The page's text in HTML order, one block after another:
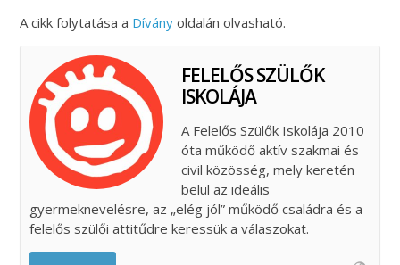
A cikk folytatása a Dívány oldalán olvasható.
FELELŐS SZÜLŐK
ISKOLÁJA
A Felelős Szülők Iskolája 2010
óta működő aktív szakmai és
civil közösség, mely keretén
belül az ideális
gyermeknevelésre, az „elég jól” működő családra és a
felelős szülői attitűdre keressük a válaszokat.